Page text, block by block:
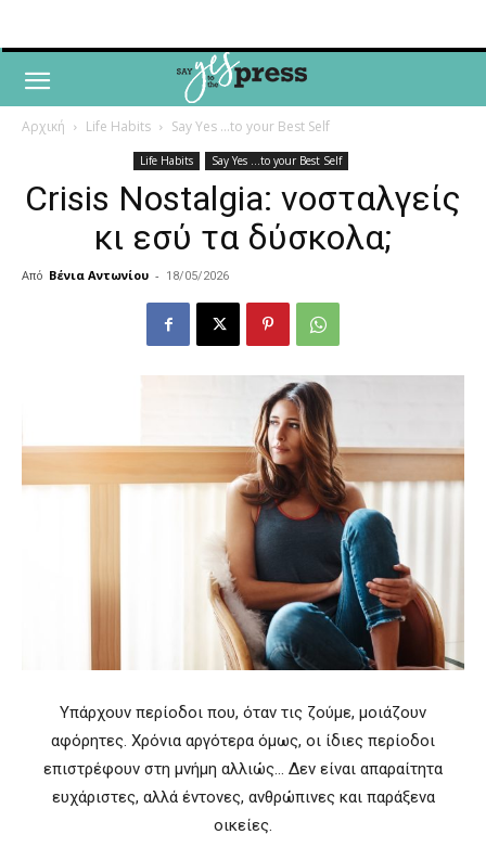
Αρχική Life Habits Say Yes ...to your Best Self
Life Habits Say Yes ...to your Best Self
Crisis Nostalgia: νοσταλγείς
κι εσύ τα δύσκολα;
Από Βένια Αντωνίου - 18/05/2026
Υπάρχουν περίοδοι που, όταν τις ζούμε, μοιάζουν
αφόρητες. Χρόνια αργότερα όμως, οι ίδιες περίοδοι
επιστρέφουν στη μνήμη αλλιώς… Δεν είναι απαραίτητα
ευχάριστες, αλλά έντονες, ανθρώπινες και παράξενα
οικείες.